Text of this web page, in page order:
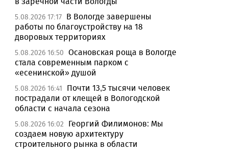
5.08.2026 17:17 В Вологде завершены
работы по благоустройству на 18
дворовых территориях
5.08.2026 16:50 Осановская роща в Вологде
стала современным парком с
«есенинской» душой
5.08.2026 16:41
Почти 13,5 тысячи человек
пострадали от клещей в Вологодской
области с начала сезона
5.08.2026 16:02
Георгий Филимонов: Мы
создаем новую архитектуру
строительного рынка в области